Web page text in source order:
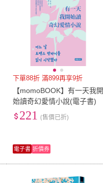
下單88折 滿899再享9折
【momoBOOK】有一天我開
始讀奇幻愛情小說(電子書)
221 (售價已折)
電子書 折價券